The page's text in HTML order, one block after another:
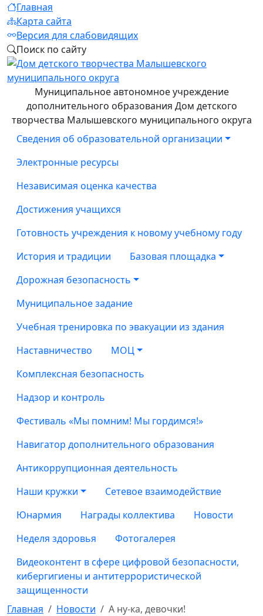
Главная
Карта сайта
Версия для слабовидящих
Поиск по сайту
Муниципальное автономное учреждение
дополнительного образования Дом детского
творчества Малышевского муниципального округа
Сведения об образовательной организации
Электронные ресурсы
Независимая оценка качества
Достижения учащихся
Готовность учреждения к новому учебному году
История и традиции
Базовая площадка
Дорожная безопасность
Муниципальное задание
Учебная тренировка по эвакуации из здания
Наставничество
МОЦ
Комплексная безопасность
Надзор и контроль
Фестиваль «Мы помним! Мы гордимся!»
Навигатор дополнительного образования
Антикоррупционная деятельность
Наши кружки
Сетевое взаимодействие
Юнармия
Награды коллектива
Новости
Неделя здоровья
Фотогалерея
Видеоконтент в сфере цифровой безопасности,
кибергигиены и антитеррористической
защищенности
Главная
Новости А ну-ка, девочки!